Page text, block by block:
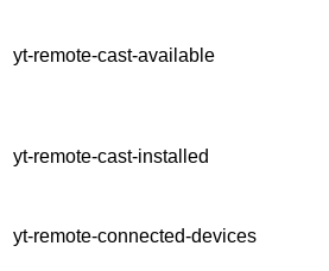
yt-remote-cast-available
yt-remote-cast-installed
yt-remote-connected-devices